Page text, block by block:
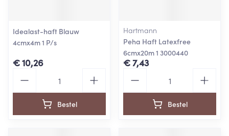
Idealast-haft Blauw
4cmx4m 1 P/s
€ 10,26
Bestel
Hartmann
Peha Haft Latexfree
6cmx20m 1 3000440
€ 7,43
Bestel